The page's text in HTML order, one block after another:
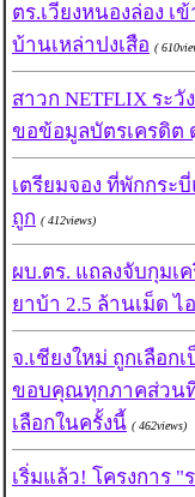
ตร.เวียงหนองล่อง
บ้านเหล่าปงเสือ (
สาวก NETFLIX ระ
ขอข้อมูลบัตรเครดิต
เตรียมจอง ที่พักกระ
ถูก ( 412views)
ผบ.ตร. แถลงจับกุมเ
ยาบ้า 2.5 ล้านเม็ด
จ.เชียงใหม่ ถูกเลือก
ขอบคุณทุกภาคส่วนที่
เลือกในครั้งนี้ ( 462views)
เริ่มแล้ว! โครงการ